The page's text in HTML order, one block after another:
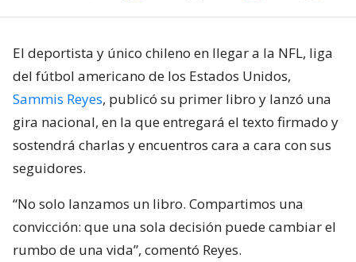
El deportista y único chileno en llegar a la NFL, liga
del fútbol americano de los Estados Unidos,
Sammis Reyes, publicó su primer libro y lanzó una
gira nacional, en la que entregará el texto firmado y
sostendrá charlas y encuentros cara a cara con sus
seguidores.
“No solo lanzamos un libro. Compartimos una
convicción: que una sola decisión puede cambiar el
rumbo de una vida”, comentó Reyes.